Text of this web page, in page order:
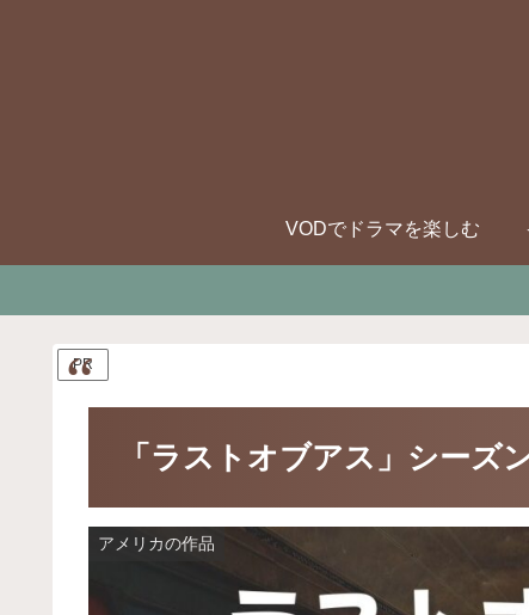
VODでドラマを楽しむ
PR
「ラストオブアス」シーズ
アメリカの作品